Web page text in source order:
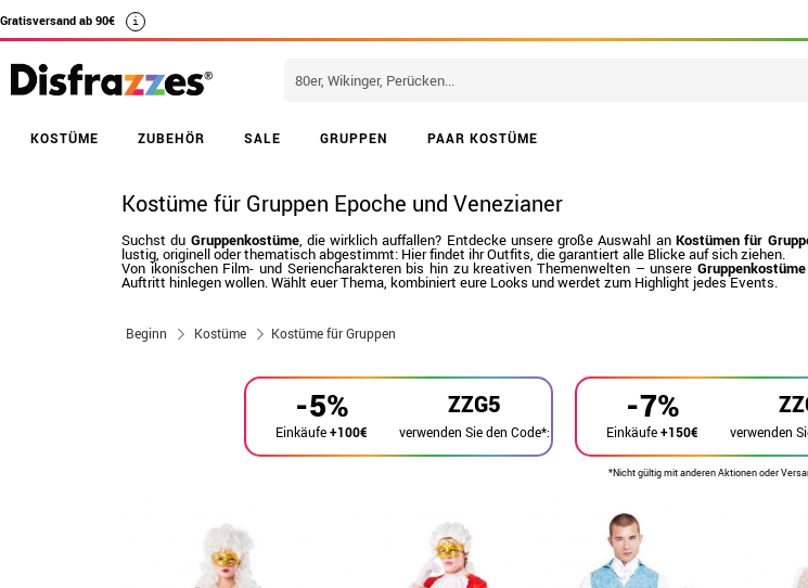
Gratisversand ab 90€ i
KOSTÜME ZUBEHÖR SALE GRUPPEN PAAR KOSTÜME
Kostüme für Gruppen Epoche und Venezianer
Suchst du Gruppenkostüme, die wirklich auffallen? Entdecke unsere große Auswahl an Kostümen für
lustig, originell oder thematisch abgestimmt: Hier findet ihr Outfits, die garantiert alle Blicke auf sich ziehen.
Von ikonischen Film- und Seriencharakteren bis hin zu kreativen Themenwelten – unsere Gruppenkostüme
Auftritt hinlegen wollen. Wählt euer Thema, kombiniert eure Looks und werdet zum Highlight jedes Events.
Beginn Kostüme Kostüme für Gruppen
-5%
Einkäufe+100€
ZZG5
verwenden Sie den Code*:
-7%
Einkäufe+150€ verwenden
*Nicht gültig mit anderen Aktionen oder